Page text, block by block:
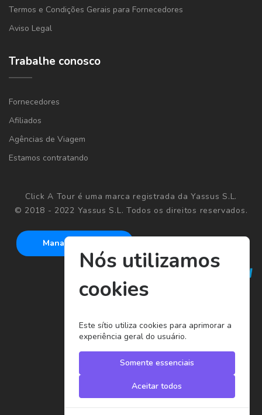
Termos e Condições Gerais para Fornecedores
Aviso Legal
Trabalhe conosco
Fornecedores
Afiliados
Agências de Viagem
Estamos contratando
Click A Tour é uma marca registrada da Yassus S.L.
© 2018 - 2022 Yassus S.L. Todos os direitos reservados.
Manage cookies
Nós utilizamos
cookies
Este sítio utiliza cookies para aprimorar a
experiência geral do usuário.
Somente essenciais
Aceitar todos